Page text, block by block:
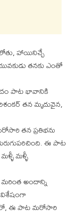
లోతు, హాయినిచ్చే
తనకు ఎంతో
పాట భావానికి
తన మృదువైన,
తన ప్రతిభను
ఈ పాట
మళ్ళీ
మరింత అందాన్ని
ఈ పాట మరోసారి